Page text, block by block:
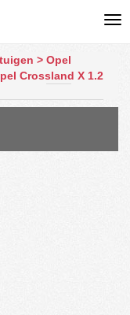
> Opel
Crossland X 1.2